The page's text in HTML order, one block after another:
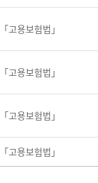
「고용보험법」
「고용보험법」
「고용보험법」
「고용보험법」